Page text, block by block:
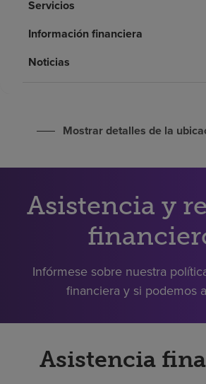
Recursos de salud
Empleos
Pagar mi factura
Servicios
Información financiera
Noticias
Mostrar detalles de la
Asistencia y
Infórmese sobre nuestra
financiera y si podemos
Asistencia